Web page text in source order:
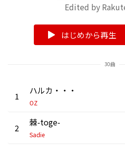
Edited by
はじめから再生
30曲
1 ハルカ・・・
OZ
2 棘-toge-
Sadie